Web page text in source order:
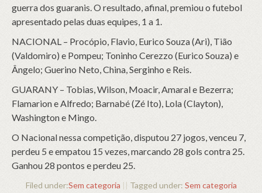
guerra dos guaranis. O resultado, afinal, premiou o futebol
apresentado pelas duas equipes, 1 a 1.
NACIONAL – Procópio, Flavio, Eurico Souza (Ari), Tião
(Valdomiro) e Pompeu; Toninho Cerezzo (Eurico Souza) e
Ângelo; Guerino Neto, China, Serginho e Reis.
GUARANY – Tobias, Wilson, Moacir, Amaral e Bezerra;
Flamarion e Alfredo; Barnabé (Zé Ito), Lola (Clayton),
Washington e Mingo.
O Nacional nessa competição, disputou 27 jogos, venceu 7,
perdeu 5 e empatou 15 vezes, marcando 28 gols contra 25.
Ganhou 28 pontos e perdeu 25.
Filed under:Sem categoria || Tagged under: Sem categoria